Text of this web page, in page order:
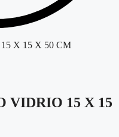
VIDRIO 15 X 15